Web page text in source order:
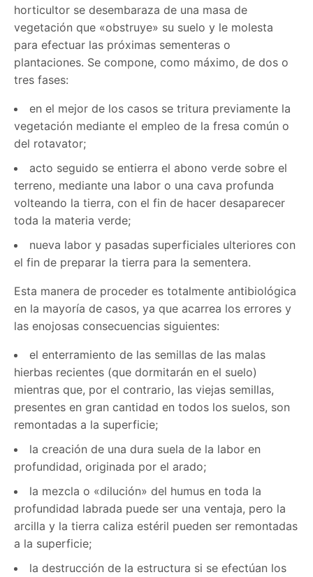
horticultor se desembaraza de una masa de
vegetación que «obstruye» su suelo y le molesta
para efectuar las próximas sementeras o
plantaciones. Se compone, como máximo, de dos o
tres fases:
en el mejor de los casos se tritura previamente la
vegetación mediante el empleo de la fresa común o
del rotavator;
acto seguido se entierra el abono verde sobre el
terreno, mediante una labor o una cava profunda
volteando la tierra, con el fin de hacer desaparecer
toda la materia verde;
nueva labor y pasadas superficiales ulteriores con
el fin de preparar la tierra para la sementera.
Esta manera de proceder es totalmente antibiológica
en la mayoría de casos, ya que acarrea los errores y
las enojosas consecuencias siguientes:
el enterramiento de las semillas de las malas
hierbas recientes (que dormitarán en el suelo)
mientras que, por el contrario, las viejas semillas,
presentes en gran cantidad en todos los suelos, son
remontadas a la superficie;
la creación de una dura suela de la labor en
profundidad, originada por el arado;
la mezcla o «dilución» del humus en toda la
profundidad labrada puede ser una ventaja, pero la
arcilla y la tierra caliza estéril pueden ser remontadas
a la superficie;
la destrucción de la estructura si se efectúan los